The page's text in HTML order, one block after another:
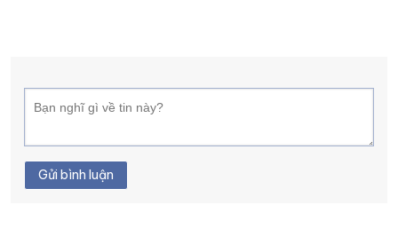
Gửi bình luận